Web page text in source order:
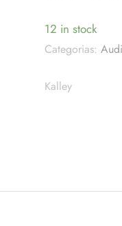
12 in stock
Categorias:
Kalley